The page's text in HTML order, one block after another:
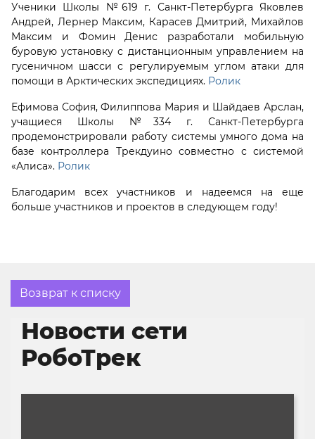
Ученики Школы №619 г. Санкт-Петербурга Яковлев
Андрей, Лернер Максим, Карасев Дмитрий, Михайлов
Максим и Фомин Денис разработали мобильную
буровую установку с дистанционным управлением на
гусеничном шасси с регулируемым углом атаки для
помощи в Арктических экспедициях. Ролик
Ефимова София, Филиппова Мария и Шайдаев Арслан,
учащиеся Школы №334 г. Санкт-Петербурга
продемонстрировали работу системы умного дома на
базе контроллера Трекдуино совместно с системой
«Алиса». Ролик
Благодарим всех участников и надеемся на еще
больше участников и проектов в следующем году!
Возврат к списку
Новости сети
РобоТрек